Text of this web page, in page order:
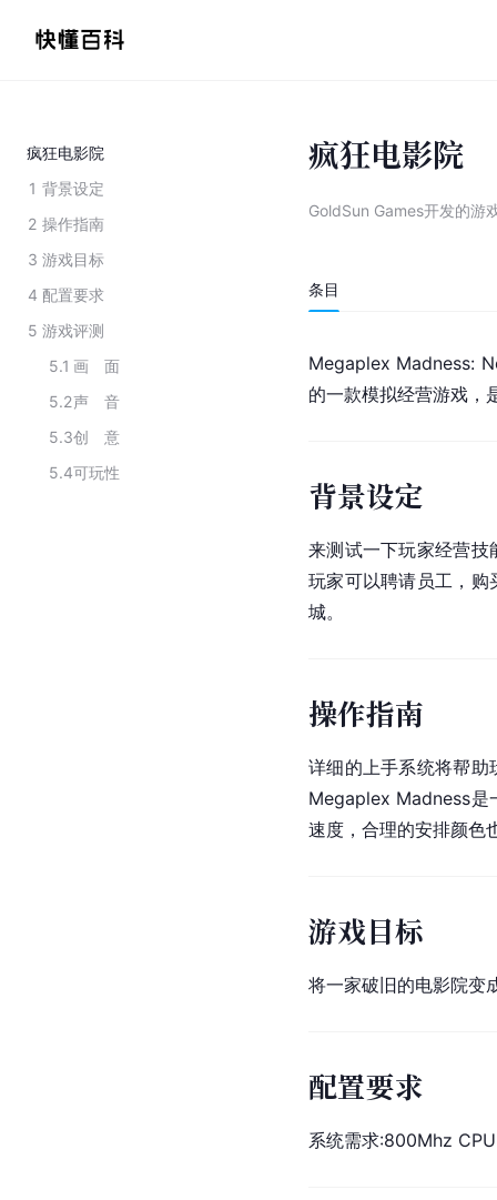
疯狂电影院
1 背景设定
2 操作指南
3 游戏目标
4 配置要求
5 游戏评测
5.1 画 面
5.2声 音
5.3创 意
5.4可玩性
疯狂电影院
GoldSun Games开发的游
条目
Megaplex Madness:
的一款模拟经营游戏，
背景设定
来测试一下玩家经营技
玩家可以聘请员工，购
城。
操作指南
详细的上手系统将帮助
Megaplex Madness是
速度，合理的安排颜色
游戏目标
将一家破旧的电影院变
配置要求
系统需求:800Mhz